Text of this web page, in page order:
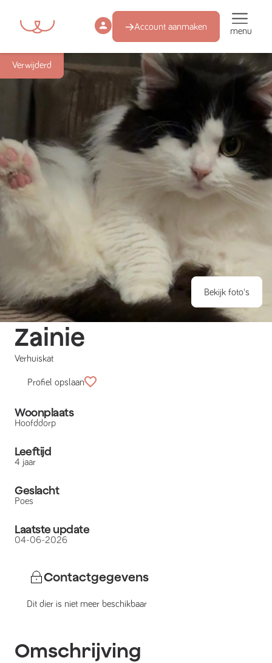
Account aanmaken menu
Verwijderd
Bekijk foto's
Zainie
Verhuiskat
Profiel opslaan
Woonplaats
Hoofddorp
Leeftijd
4 jaar
Geslacht
Poes
Laatste update
04-06-2026
Contactgegevens
Dit dier is niet meer beschikbaar
Omschrijving